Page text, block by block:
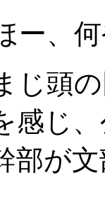
、何
頭の
感じ
部が